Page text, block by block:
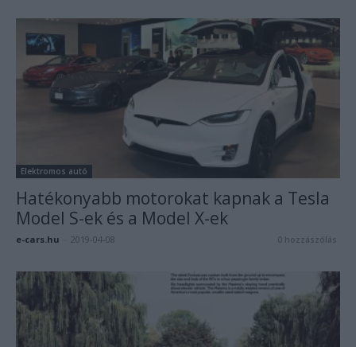
Elektromos autó
Hatékonyabb motorokat kapnak a Tesla
Model S-ek és a Model X-ek
e-cars.hu 2019-04-08 0 hozzászólás